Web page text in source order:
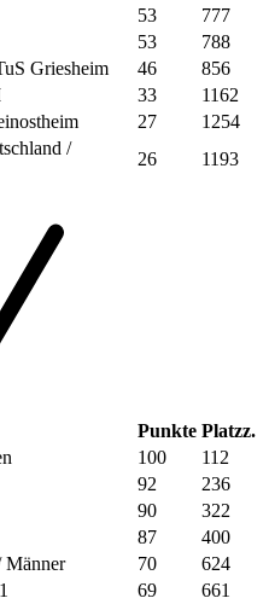
53
777
53
788
Griesheim 46
856
33
1162
27
1254
/
26 1193
Punkte Platzz.
100
112
92
236
90
322
87
400
Männer 70
624
69
661